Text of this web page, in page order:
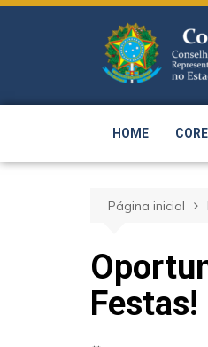
HOME
Página inicial
Festas!